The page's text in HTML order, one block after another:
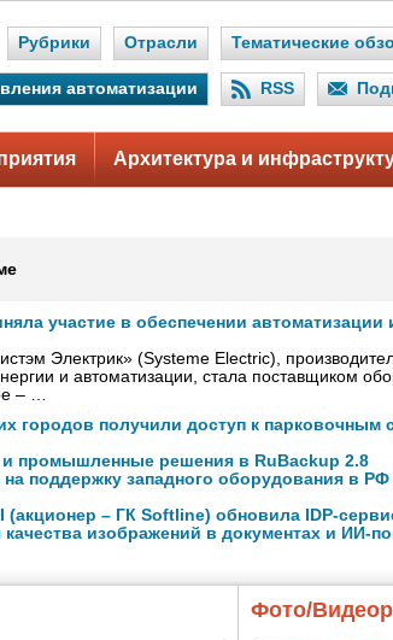
Рубрики Отрасли Тематические
автоматизации RSS
Архитектура и
участие в обеспечении автоматизации
Электрик» (Systeme Electric),
и автоматизации, стала поставщиком
– …
городов получили доступ к парковочным
промышленные решения в RuBackup 2.8
на поддержку западного оборудования в
(акционер – ГК Softline) обновила IDP-
изображений в документах и ИИ-
Фото/